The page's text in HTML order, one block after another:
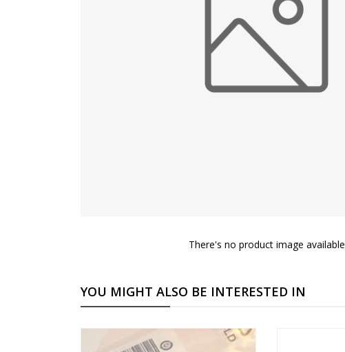
There's no product image available
YOU MIGHT ALSO BE INTERESTED IN